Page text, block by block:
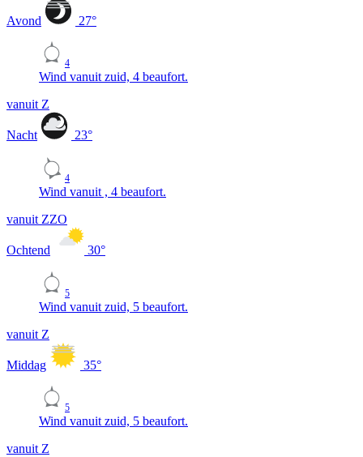
Avond 27°
4
Wind vanuit zuid, 4 beaufort.
vanuit Z
Nacht 23°
4
Wind vanuit , 4 beaufort.
vanuit ZZO
Ochtend 30°
5
Wind vanuit zuid, 5 beaufort.
vanuit Z
Middag 35°
5
Wind vanuit zuid, 5 beaufort.
vanuit Z